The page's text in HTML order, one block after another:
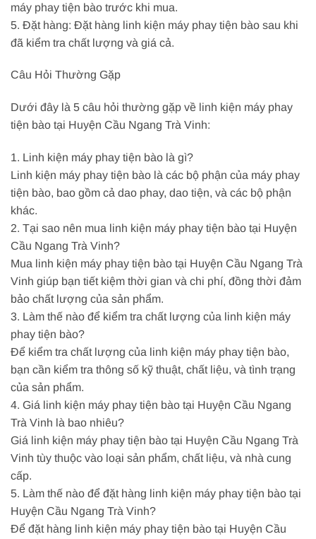
máy phay tiện bào trước khi mua.
5. Đặt hàng: Đặt hàng linh kiện máy phay tiện bào sau khi
đã kiểm tra chất lượng và giá cả.
Câu Hỏi Thường Gặp
Dưới đây là 5 câu hỏi thường gặp về linh kiện máy phay
tiện bào tại Huyện Cầu Ngang Trà Vinh:
1. Linh kiện máy phay tiện bào là gì?
Linh kiện máy phay tiện bào là các bộ phận của máy phay
tiện bào, bao gồm cả dao phay, dao tiện, và các bộ phận
khác.
2. Tại sao nên mua linh kiện máy phay tiện bào tại Huyện
Cầu Ngang Trà Vinh?
Mua linh kiện máy phay tiện bào tại Huyện Cầu Ngang Trà
Vinh giúp bạn tiết kiệm thời gian và chi phí, đồng thời đảm
bảo chất lượng của sản phẩm.
3. Làm thế nào để kiểm tra chất lượng của linh kiện máy
phay tiện bào?
Để kiểm tra chất lượng của linh kiện máy phay tiện bào,
bạn cần kiểm tra thông số kỹ thuật, chất liệu, và tình trạng
của sản phẩm.
4. Giá linh kiện máy phay tiện bào tại Huyện Cầu Ngang
Trà Vinh là bao nhiêu?
Giá linh kiện máy phay tiện bào tại Huyện Cầu Ngang Trà
Vinh tùy thuộc vào loại sản phẩm, chất liệu, và nhà cung
cấp.
5. Làm thế nào để đặt hàng linh kiện máy phay tiện bào tại
Huyện Cầu Ngang Trà Vinh?
Để đặt hàng linh kiện máy phay tiện bào tại Huyện Cầu